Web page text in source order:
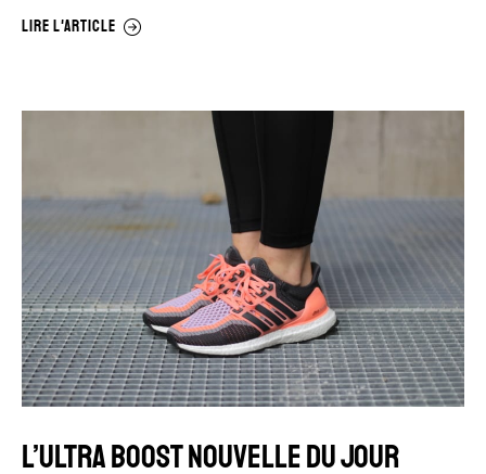
LIRE L'ARTICLE
L’ULTRA BOOST NOUVELLE DU JOUR